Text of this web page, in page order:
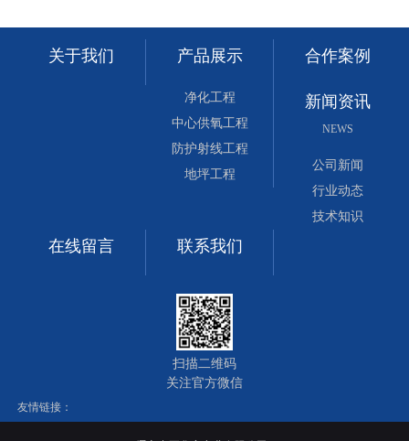
关于我们 产品展示
净化工程
中心供氧工程
防护射线工程
地坪工程
合作案例
新闻资讯
NEWS
公司新闻
行业动态
技术知识
在线留言 联系我们
扫描二维码
关注官方微信
友情链接：